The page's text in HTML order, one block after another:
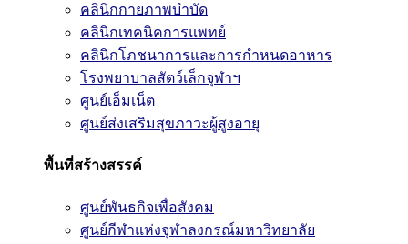
คลินิกกายภาพบำบัด
คลินิกเทคนิคการแพทย์
คลินิกโภชนาการและการกำหนดอาหาร
โรงพยาบาลสัตว์เล็กจุฬาฯ
ศูนย์เอ็มเน็ต
ศูนย์ส่งเสริมสุขภาวะผู้สูงอายุ
พื้นที่สร้างสรรค์
ศูนย์พันธกิจเพื่อสังคม
ศูนย์กีฬาแห่งจุฬาลงกรณ์มหาวิทยาลัย